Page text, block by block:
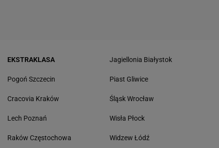
EKSTRAKLASA
Pogoń Szczecin
Cracovia Kraków
Lech Poznań
Raków Częstochowa
Jagiellonia Białystok
Piast Gliwice
Śląsk Wrocław
Wisła Płock
Widzew Łódź